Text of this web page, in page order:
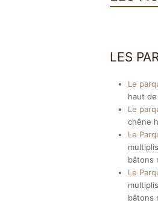
LES
Le
haut
Le
chêne
Le
bâtons
Le
bâtons